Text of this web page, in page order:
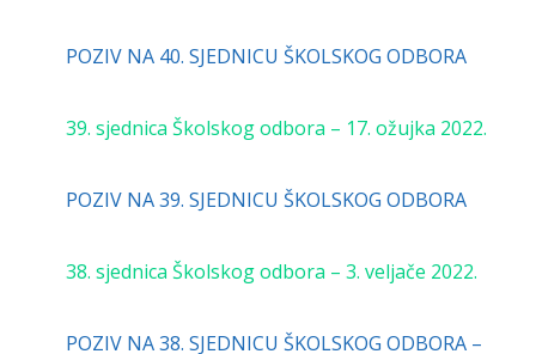
POZIV NA 40. SJEDNICU ŠKOLSKOG ODBORA
39. sjednica Školskog odbora – 17. ožujka 2022.
POZIV NA 39. SJEDNICU ŠKOLSKOG ODBORA
38. sjednica Školskog odbora – 3. veljače 2022.
POZIV NA 38. SJEDNICU ŠKOLSKOG ODBORA –